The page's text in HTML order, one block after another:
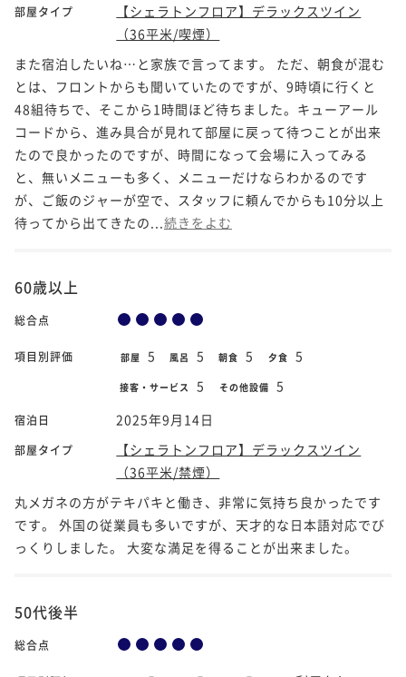
部屋タイプ
【シェラトンフロア】デラックスツイン
（36平米/喫煙）
また宿泊したいね…と家族で言ってます。 ただ、朝食が混む
とは、フロントからも聞いていたのですが、9時頃に行くと
48組待ちで、そこから1時間ほど待ちました。キューアール
コードから、進み具合が見れて部屋に戻って待つことが出来
たので良かったのですが、時間になって会場に入ってみる
と、無いメニューも多く、メニューだけならわかるのです
が、ご飯のジャーが空で、スタッフに頼んでからも10分以上
待ってから出てきたの... 続きをよむ
60歳以上
総合点
項目別評価 部屋 5 風呂 5 朝食 5 夕食 5
接客・サービス 5 その他設備 5
宿泊日 2025年9月14日
部屋タイプ
【シェラトンフロア】デラックスツイン
（36平米/禁煙）
丸メガネの方がテキパキと働き、非常に気持ち良かったです
です。 外国の従業員も多いですが、天才的な日本語対応でび
っくりしました。 大変な満足を得ることが出来ました。
50代後半
総合点